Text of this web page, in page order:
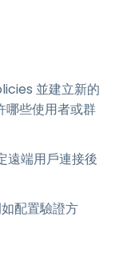
並建立新的
哪些使用者或群
遠端用戶連接後
配置驗證方